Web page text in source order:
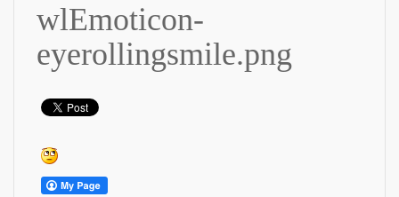
wlEmoticon-
eyerollingsmile.png